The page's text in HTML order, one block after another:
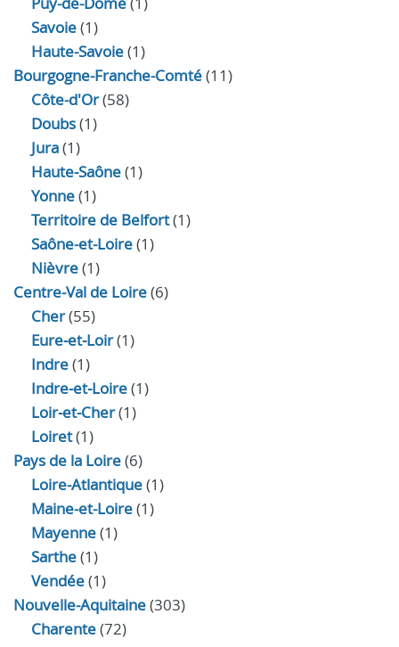
Savoie(1)
Haute-Savoie(1)
Bourgogne-Franche-Comté(11)
Côte-d'Or(58)
Doubs(1)
Jura(1)
Haute‑Saône(1)
Yonne(1)
Territoire de Belfort(1)
Saône-et-Loire(1)
Nièvre(1)
Centre-Val de Loire(6)
Cher(55)
Eure‑et‑Loir(1)
Indre(1)
Indre‑et‑Loire(1)
Loir‑et‑Cher(1)
Loiret(1)
Pays de la Loire(6)
Loire-Atlantique(1)
Maine-et-Loire(1)
Mayenne(1)
Sarthe(1)
Vendée(1)
Nouvelle-Aquitaine(303)
Charente(72)